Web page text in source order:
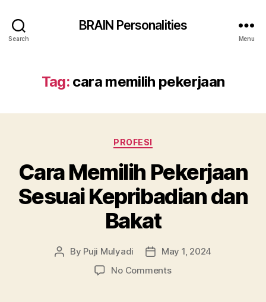
Search
BRAIN Personalities
Menu
Tag: cara memilih pekerjaan
Categories
PROFESI
Cara Memilih Pekerjaan
Sesuai Kepribadian dan
Bakat
Post
By Puji Mulyadi
PostMay 1, 2024
No Commentson